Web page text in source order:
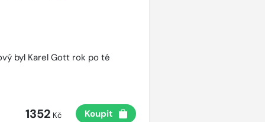
byl Karel Gott rok po té
1352 Kč Koupit